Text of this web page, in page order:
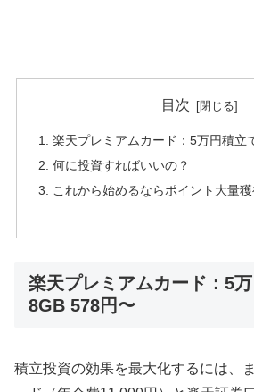
目次
楽天プレミアムカード：5万円積立
何に投資すればいいの？
これから始めるならポイント大量
楽天プレミアムカード：5
8GB 578円〜
積立投資の効果を最大化するには、